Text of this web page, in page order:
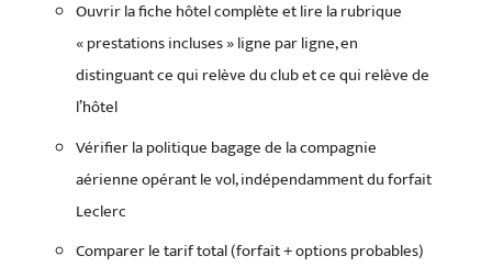
Ouvrir la fiche hôtel complète et lire la rubrique
« prestations incluses » ligne par ligne, en
distinguant ce qui relève du club et ce qui relève de
l’hôtel
Vérifier la politique bagage de la compagnie
aérienne opérant le vol, indépendamment du forfait
Leclerc
Comparer le tarif total (forfait + options probables)